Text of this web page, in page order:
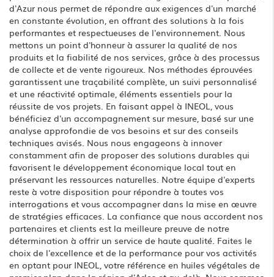
d'Azur nous permet de répondre aux exigences d'un marché
en constante évolution, en offrant des solutions à la fois
performantes et respectueuses de l'environnement. Nous
mettons un point d'honneur à assurer la qualité de nos
produits et la fiabilité de nos services, grâce à des processus
de collecte et de vente rigoureux. Nos méthodes éprouvées
garantissent une traçabilité complète, un suivi personnalisé
et une réactivité optimale, éléments essentiels pour la
réussite de vos projets. En faisant appel à INEOL, vous
bénéficiez d'un accompagnement sur mesure, basé sur une
analyse approfondie de vos besoins et sur des conseils
techniques avisés. Nous nous engageons à innover
constamment afin de proposer des solutions durables qui
favorisent le développement économique local tout en
préservant les ressources naturelles. Notre équipe d'experts
reste à votre disposition pour répondre à toutes vos
interrogations et vous accompagner dans la mise en œuvre
de stratégies efficaces. La confiance que nous accordent nos
partenaires et clients est la meilleure preuve de notre
détermination à offrir un service de haute qualité. Faites le
choix de l'excellence et de la performance pour vos activités
en optant pour INEOL, votre référence en huiles végétales de